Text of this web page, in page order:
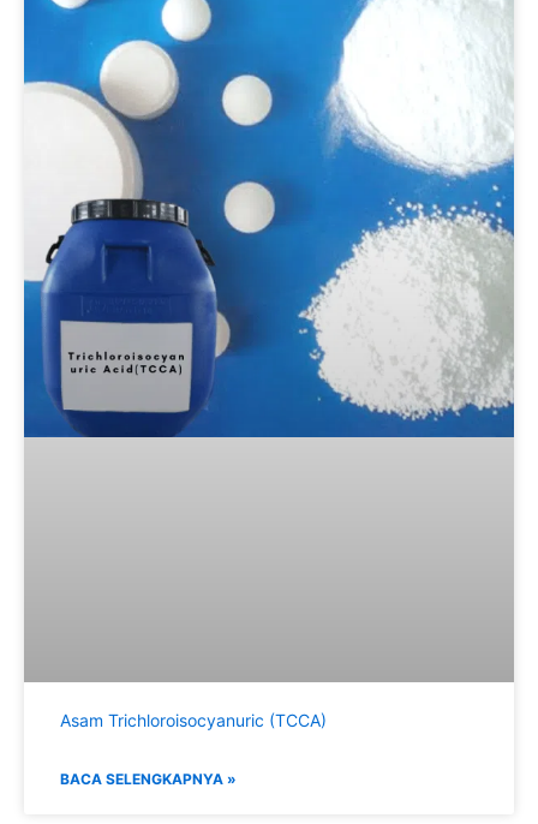
Asam Trichloroisocyanuric (TCCA)
BACA SELENGKAPNYA »